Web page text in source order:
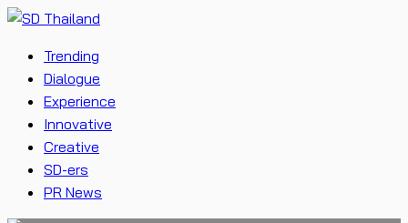
Trending
Dialogue
Experience
Innovative
Creative
SD-ers
PR News